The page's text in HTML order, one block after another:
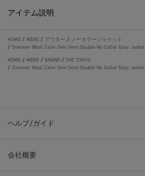
アイテム説明
HOME / MENS / アウター / ノーカラージャケット
/ Summer Wool Calm Skin Semi Double No Collar Easy Jacket
HOME / MENS / BRAND / THE TOKYO
/ Summer Wool Calm Skin Semi Double No Collar Easy Jacket
ヘルプ/ガイド
会社概要